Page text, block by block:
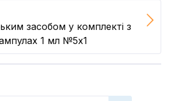
засобом у комплекті з
1 мл №5x1